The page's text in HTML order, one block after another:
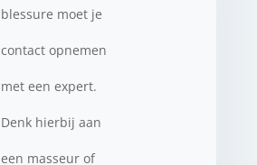
blessure moet je
contact opnemen
met een expert.
Denk hierbij aan
een masseur of